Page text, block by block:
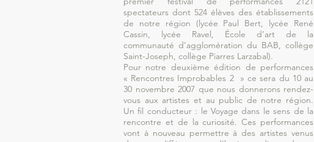
spectateurs dont 524 élèves des établissements
de notre région (lycée Paul Bert, lycée René
Cassin, lycée Ravel, École d’art de la
communauté d’agglomération du BAB, collège
Saint-Joseph, collège Piarres Larzabal).
Pour notre deuxième édition de performances
« Rencontres Improbables 2 » ce sera du 10 au
30 novembre 2007 que nous donnerons rendez-
vous aux artistes et au public de notre région.
Un fil conducteur : le Voyage dans le sens de la
rencontre et de la curiosité. Ces performances
vont à nouveau permettre à des artistes venus